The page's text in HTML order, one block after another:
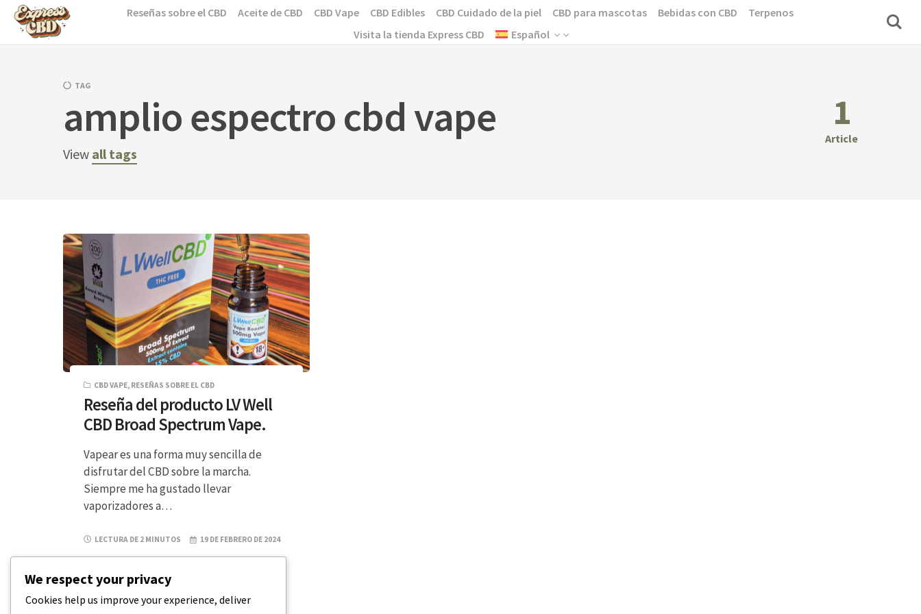
Skip
Reseñas sobre el CBD Aceite de CBD CBD Vape CBD Edibles CBD Cuidado de la piel CBD para mascotas Bebidas con CBD
Terpenos
Visita la tienda Express CBD
Español
TAG
amplio espectro cbd vape
View all tags
1
Article
CBD VAPE, RESEÑAS SOBRE EL CBD
Reseña del producto LV Well
CBD Broad Spectrum Vape.
Vapear es una forma muy sencilla de
disfrutar del CBD sobre la marcha.
Siempre me ha gustado llevar
vaporizadores a…
LECTURA DE 2 MINUTOS 19 DE FEBRERO DE 2024
We respect your privacy
Cookies help us improve your experience, deliver